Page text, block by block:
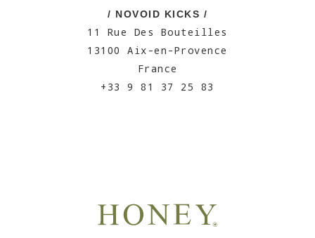
/ NOVOID KICKS /
11 Rue Des Bouteilles
13100 Aix-en-Provence
France
+33 9 81 37 25 83